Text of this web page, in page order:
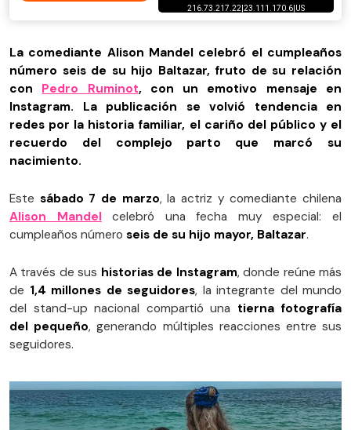
La comediante Alison Mandel celebró el cumpleaños
número seis de su hijo Baltazar, fruto de su relación
con Pedro Ruminot, con un emotivo mensaje en
Instagram. La publicación se volvió tendencia en
redes por la historia familiar, el cariño del público y el
recuerdo del complejo parto que marcó su
nacimiento.
Este sábado 7 de marzo, la actriz y comediante chilena
Alison Mandel celebró una fecha muy especial: el
cumpleaños número seis de su hijo mayor, Baltazar.
A través de sus historias de Instagram, donde reúne más
de 1,4 millones de seguidores, la integrante del mundo
del stand-up nacional compartió una tierna fotografía
del pequeño, generando múltiples reacciones entre sus
seguidores.